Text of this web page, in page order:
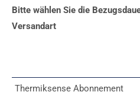
Bitte wählen Sie die
Versandart
Thermiksense Abonnement